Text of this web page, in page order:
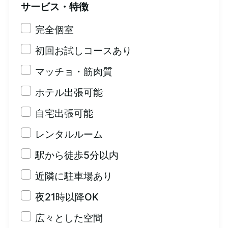
サービス・特徴
完全個室
初回お試しコースあり
マッチョ・筋肉質
ホテル出張可能
自宅出張可能
レンタルルーム
駅から徒歩5分以内
近隣に駐車場あり
夜21時以降OK
広々とした空間